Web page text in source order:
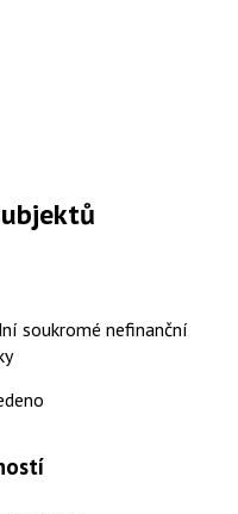
soukromé nefinanční